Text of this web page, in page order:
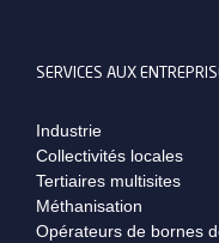
SERVICES AUX
Industrie
Collectivités locales
Tertiaires multisites
Méthanisation
Opérateurs de bornes